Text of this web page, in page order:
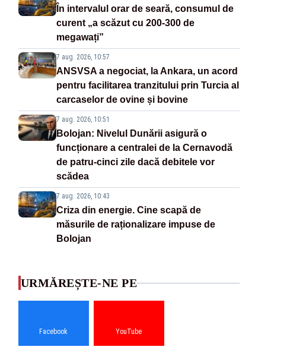
În intervalul orar de seară, consumul de
curent „a scăzut cu 200-300 de
megawați”
7 aug. 2026, 10:57
ANSVSA a negociat, la Ankara, un acord
pentru facilitarea tranzitului prin Turcia al
carcaselor de ovine și bovine
7 aug. 2026, 10:51
Bolojan: Nivelul Dunării asigură o
funcționare a centralei de la Cernavodă
de patru-cinci zile dacă debitele vor
scădea
7 aug. 2026, 10:43
Criza din energie. Cine scapă de
măsurile de raționalizare impuse de
Bolojan
URMĂREȘTE-NE PE
Facebook YouTube